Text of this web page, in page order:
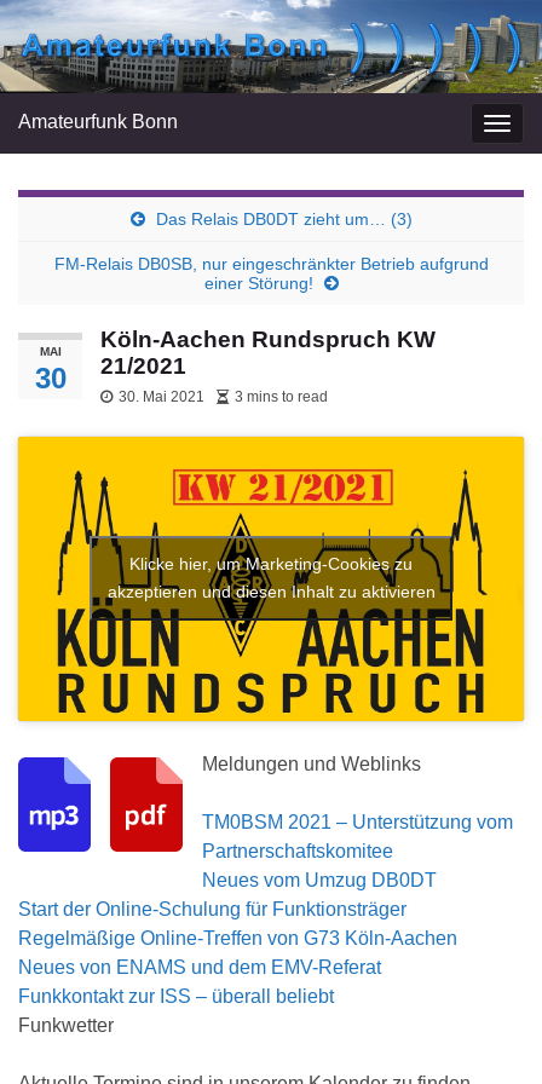
Amateurfunk Bonn
Das Relais DB0DT zieht um… (3)
FM-Relais DB0SB, nur eingeschränkter Betrieb aufgrund
einer Störung!
MAI
30
Köln-Aachen Rundspruch KW
21/2021
30. Mai 2021 3 mins to read
Klicke hier, um Marketing-Cookies zu
akzeptieren und diesen Inhalt zu aktivieren
Meldungen und Weblinks
TM0BSM 2021 – Unterstützung vom
Partnerschaftskomitee
Neues vom Umzug DB0DT
Start der Online-Schulung für Funktionsträger
Regelmäßige Online-Treffen von G73 Köln-Aachen
Neues von ENAMS und dem EMV-Referat
Funkkontakt zur ISS – überall beliebt
Funkwetter